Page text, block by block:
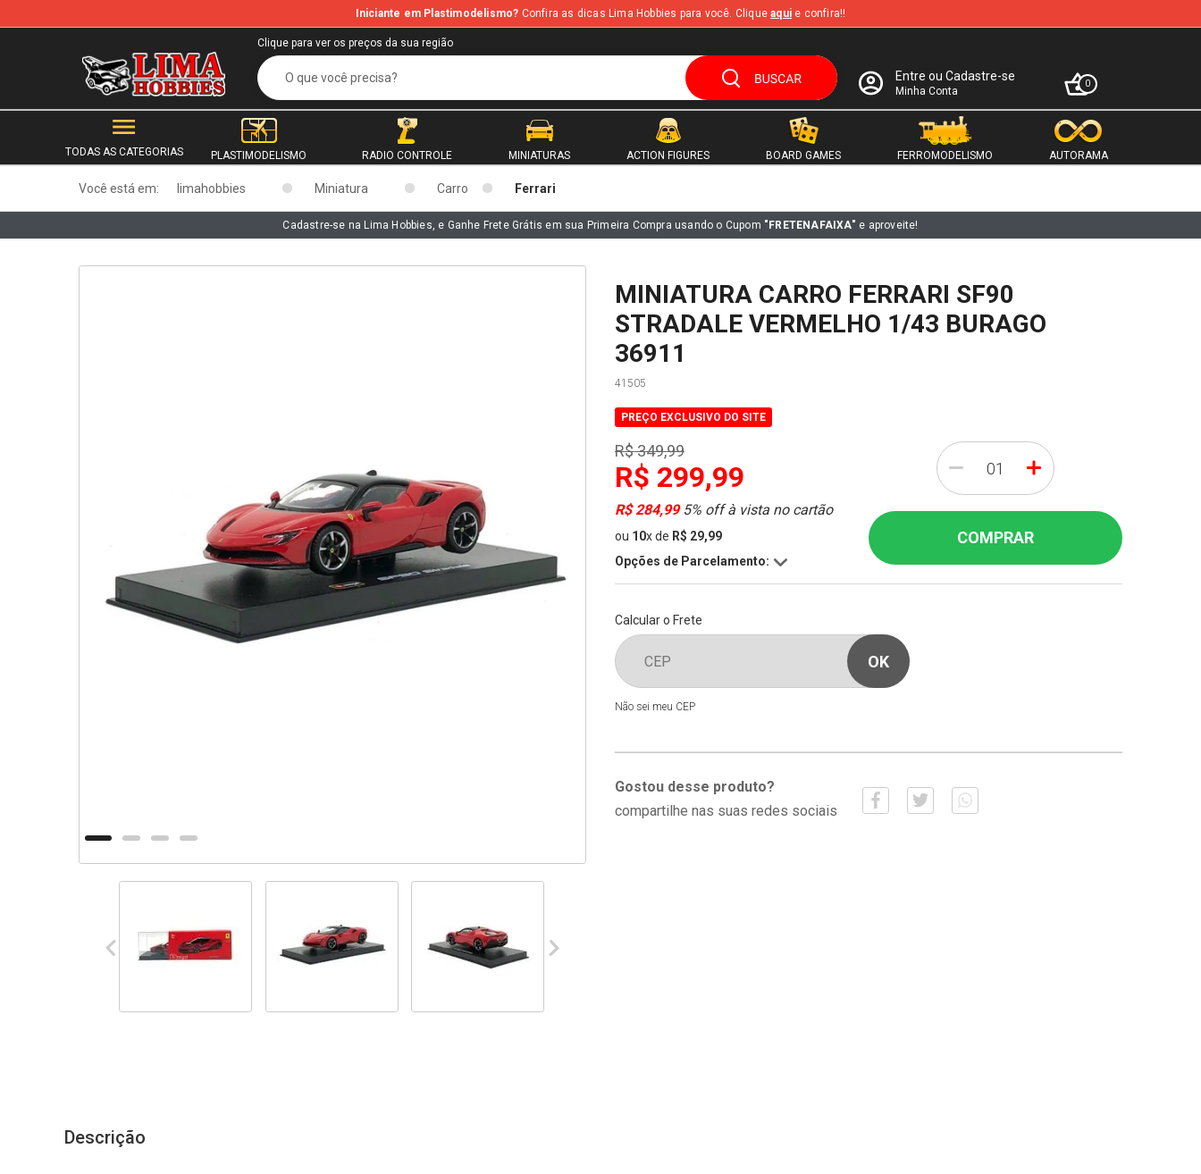
b
Iniciante em Plastimodelismo? Confira as dicas Lima Hobbies para você. Cliqueaqui e confira!!
Clique para ver os preços da sua região
Entre ou Cadastre-se
Minha Conta
0
TODAS AS CATEGORIAS PLASTIMODELISMO RADIO CONTROLE MINIATURAS ACTION FIGURES BOARD GAMES FERROMODELISMO AUTORAMA
Você está em: limahobbies Miniatura Carro Ferrari
Cadastre-se na Lima Hobbies, e Ganhe Frete Grátis em sua Primeira Compra usando o Cupom "FRETENAFAIXA" e aproveite!
MINIATURA CARRO FERRARI SF90
STRADALE VERMELHO 1/43 BURAGO
36911
41505
PREÇO EXCLUSIVO DO SITE
R$ 349,99
R$ 299,99
R$ 284,995% off à vista no cartão
ou 10xde R$ 29,99
Opções de Parcelamento:
- +
COMPRAR
Calcular o Frete
Não sei meu CEP
Gostou desse produto?
compartilhe nas suas redes sociais
Descrição